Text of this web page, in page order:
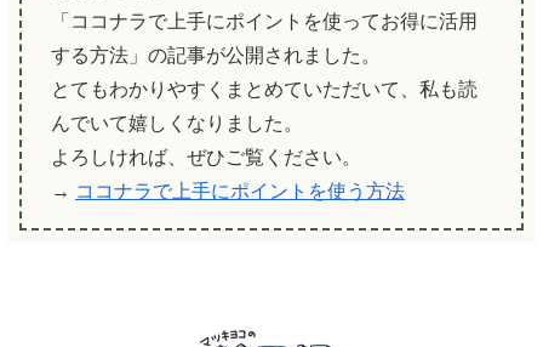
「ココナラで上手にポイントを使ってお得に活用
する方法」の記事が公開されました。
とてもわかりやすくまとめていただいて、私も読
んでいて嬉しくなりました。
よろしければ、ぜひご覧ください。
→ ココナラで上手にポイントを使う方法